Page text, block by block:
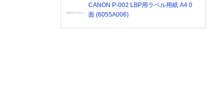
CANON P-002 LBP用ラベル用紙 A4 0
面 (6055A006)